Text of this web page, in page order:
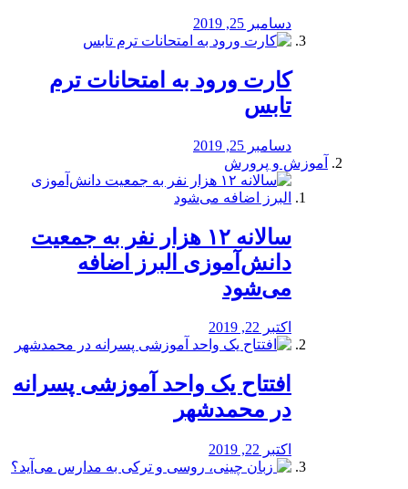
دسامبر 25, 2019
کارت ورود به امتحانات ترم
تابس
دسامبر 25, 2019
آموزش و پرورش
️سالانه ۱۲ هزار نفر به جمعیت
دانش‌آموزی البرز اضافه
می‌شود
اکتبر 22, 2019
افتتاح یک واحد آموزشی پسرانه
در محمدشهر
اکتبر 22, 2019